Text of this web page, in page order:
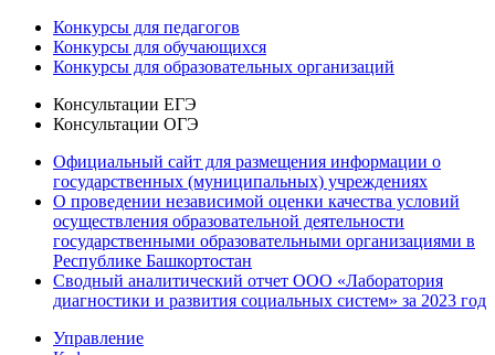
Конкурсы для педагогов
Конкурсы для обучающихся
Конкурсы для образовательных организаций
Консультации ЕГЭ
Консультации ОГЭ
Официальный сайт для размещения информации о
государственных (муниципальных) учреждениях
О проведении независимой оценки качества условий
осуществления образовательной деятельности
государственными образовательными организациями в
Республике Башкортостан
Сводный аналитический отчет ООО «Лаборатория
диагностики и развития социальных систем» за 2023 год
Управление